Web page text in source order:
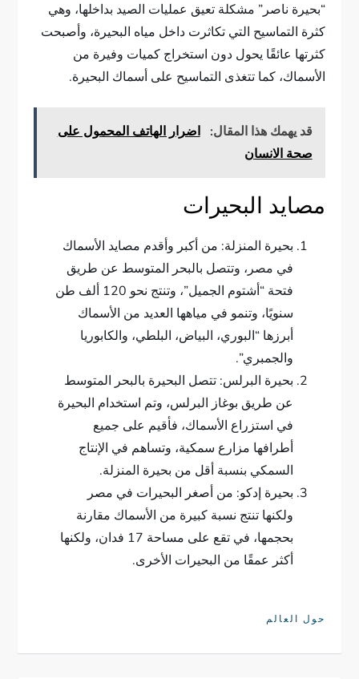
“بحيرة ناصر” مشكلة تعيق عمليات الصيد بداخلها، وهي
كثرة التماسيح التي تكاثرت داخل مياه البحيرة، وأصبحت
كثرتها عائقًا يحول دون استخراج كميات وفيرة من
الأسماك، كما تتغذى التماسيح على أسماك البحيرة.
قد يهمك هذا المقال:
اضرار الهاتف المحمول على
صحة الانسان
مصايد البحيرات
بحيرة المنزلة: من أكبر وأقدم مصايد الأسماك
في مصر، وتتصل بالبحر المتوسط عن طريق
فتحة “أشتوم الجميل”، وتنتج نحو 120 ألف طن
سنويًا، وتنمو في مياهها العديد من الأسماك
أبرزها “البوري، البياض، البلطي، والكابوريا
والجمبري”.
بحيرة البرلس: تتصل البحيرة بالبحر المتوسط
عن طريق بوغاز البرلس، وتم استخدام البحيرة
في استزراع الأسماك، فأقيم على جميع
أطرافها مزارع سمكية، وتساهم في الإنتاج
السمكي بنسبة أقل من بحيرة المنزلة.
بحيرة إدكو: من أصغر البحيرات في مصر
ولكنها تنتج نسبة كبيرة من الأسماك مقارنة
بحجمها، في تقع على مساحة 17 فدان، ولكنها
أكثر عمقًا من البحيرات الأخرى.
حول العالم